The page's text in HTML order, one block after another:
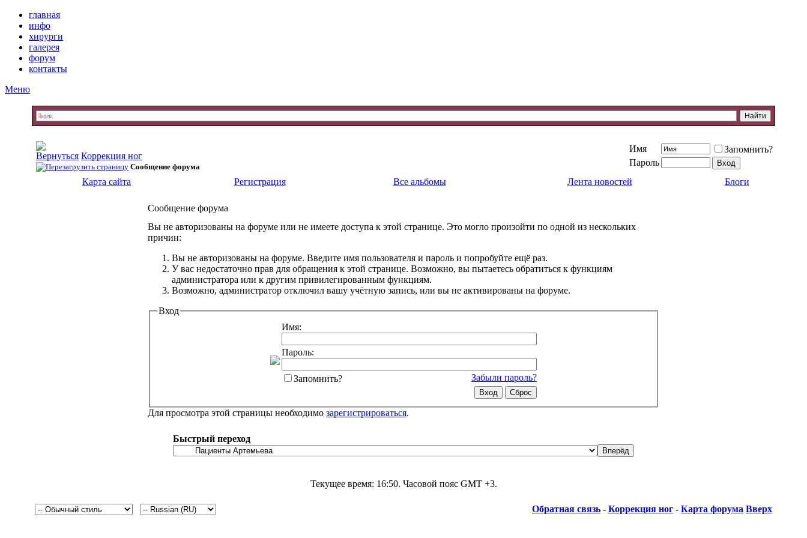
главная
инфо
хирурги
галерея
форум
контакты
Меню
Коррекция ног
Сообщение форума
Имя
Запомнить?
Пароль
Карта сайта
Регистрация Все альбомы Лента новостей Блоги
Сообщение форума
Вы не авторизованы на форуме или не имеете доступа к этой странице. Это могло произойти по одной из нескольких
причин:
Вы не авторизованы на форуме. Введите имя пользователя и пароль и попробуйте ещё раз.
У вас недостаточно прав для обращения к этой странице. Возможно, вы пытаетесь обратиться к функциям
администратора или к другим привилегированным функциям.
Возможно, администратор отключил вашу учётную запись, или вы не активированы на форуме.
Вход
Имя:
Пароль:
Забыли пароль?
Запомнить?
Для просмотра этой страницы необходимо зарегистрироваться.
Быстрый переход
Текущее время: 16:50. Часовой пояс GMT +3.
Обратная связь - Коррекция ног - Карта форума Вверх